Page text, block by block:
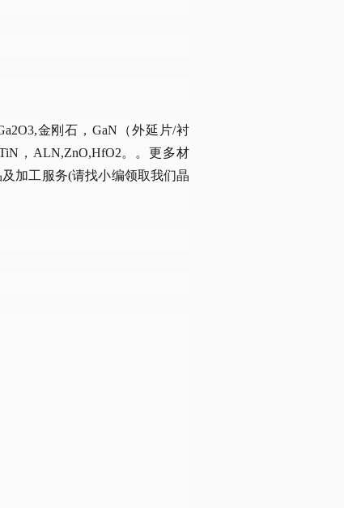
金刚石，GaN（外延片/衬
，ALN,ZnO,HfO2。。更多材
加工服务(请找小编领取我们晶